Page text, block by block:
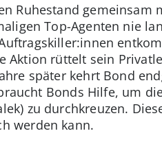
Ruhestand
Top-Agenten nie
Aktion rüttelt sein
später kehrt Bond
Bonds Hilfe, um
zu durchkreuzen.
werden kann.